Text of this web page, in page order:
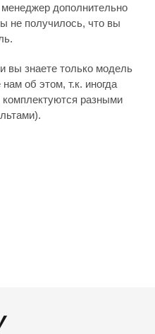
дополнительно
не получилось, что вы
вы знаете только модель
об этом, т.к. иногда
разными